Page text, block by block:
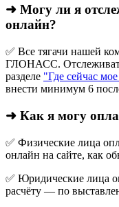
➜ Могу ли я
онлайн?
✅ Все тягачи нашей
ГЛОНАСС.
разделе "Где сейчас
внести минимум 6
➜ Как я могу
✅ Физические лица
онлайн на сайте, как
✅ Юридические лица
расчёту — по